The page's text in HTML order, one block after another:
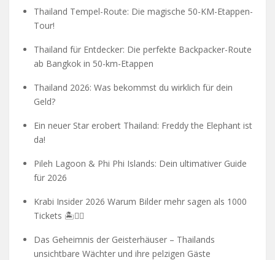
Thailand Tempel-Route: Die magische 50-KM-Etappen-
Tour!
Thailand für Entdecker: Die perfekte Backpacker-Route
ab Bangkok in 50-km-Etappen
Thailand 2026: Was bekommst du wirklich für dein
Geld?
Ein neuer Star erobert Thailand: Freddy the Elephant ist
da!
Pileh Lagoon & Phi Phi Islands: Dein ultimativer Guide
für 2026
Krabi Insider 2026 Warum Bilder mehr sagen als 1000
Tickets 🏝️🧗‍♂️
Das Geheimnis der Geisterhäuser – Thailands
unsichtbare Wächter und ihre pelzigen Gäste